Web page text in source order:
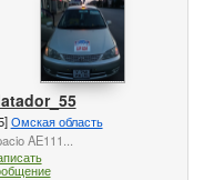
Омская область
AE111...